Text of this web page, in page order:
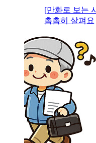
[만화로 보는
촘촘히 살펴요